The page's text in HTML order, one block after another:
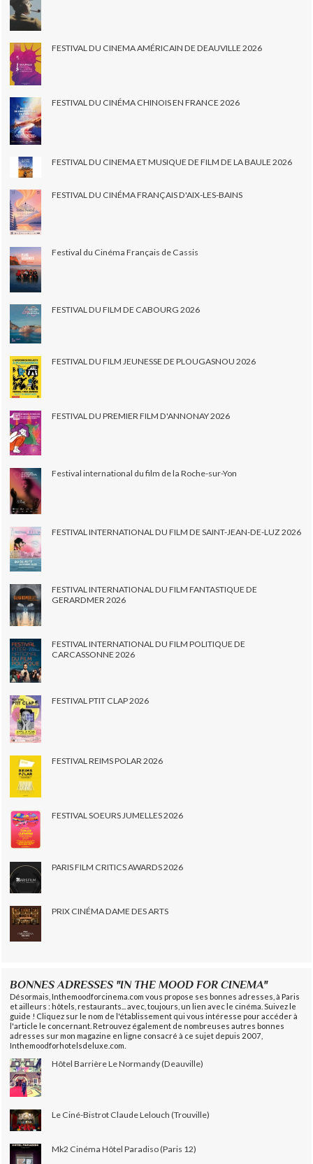
FESTIVAL DU CINEMA AMÉRICAIN DE DEAUVILLE 2026
FESTIVAL DU CINÉMA CHINOIS EN FRANCE 2026
FESTIVAL DU CINEMA ET MUSIQUE DE FILM DE LA BAULE 2026
FESTIVAL DU CINÉMA FRANÇAIS D'AIX-LES-BAINS
Festival du Cinéma Français de Cassis
FESTIVAL DU FILM DE CABOURG 2026
FESTIVAL DU FILM JEUNESSE DE PLOUGASNOU 2026
FESTIVAL DU PREMIER FILM D'ANNONAY 2026
Festival international du film de la Roche-sur-Yon
FESTIVAL INTERNATIONAL DU FILM DE SAINT-JEAN-DE-LUZ 2026
FESTIVAL INTERNATIONAL DU FILM FANTASTIQUE DE
GERARDMER 2026
FESTIVAL INTERNATIONAL DU FILM POLITIQUE DE
CARCASSONNE 2026
FESTIVAL PTIT CLAP 2026
FESTIVAL REIMS POLAR 2026
FESTIVAL SOEURS JUMELLES 2026
PARIS FILM CRITICS AWARDS 2026
PRIX CINÉMA DAME DES ARTS
BONNES ADRESSES "IN THE MOOD FOR CINEMA"
Désormais, Inthemoodforcinema.com vous propose ses bonnes adresses, à Paris
et ailleurs : hôtels, restaurants... avec, toujours, un lien avec le cinéma. Suivez le
guide ! Cliquez sur le nom de l'établissement qui vous intéresse pour accéder à
l'article le concernant. Retrouvez également de nombreuses autres bonnes
adresses sur mon magazine en ligne consacré à ce sujet depuis 2007,
Inthemoodforhotelsdeluxe.com.
Hôtel Barrière Le Normandy (Deauville)
Le Ciné-Bistrot Claude Lelouch (Trouville)
Mk2 Cinéma Hôtel Paradiso (Paris 12)